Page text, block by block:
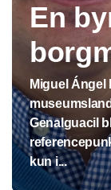
En
Miguel Ángel
Genalguacil
kun i...